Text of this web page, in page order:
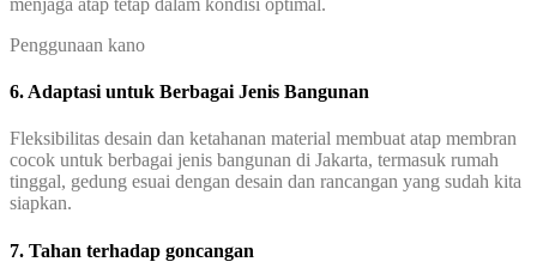
menjaga atap tetap dalam kondisi optimal.
Penggunaan kano
6. Adaptasi untuk Berbagai Jenis Bangunan
Fleksibilitas desain dan ketahanan material membuat atap membran
cocok untuk berbagai jenis bangunan di Jakarta, termasuk rumah
tinggal, gedung esuai dengan desain dan rancangan yang sudah kita
siapkan.
7. Tahan terhadap goncangan